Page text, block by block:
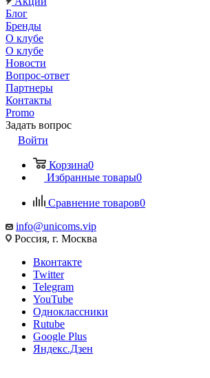
Блог
Бренды
О клубе
О клубе
Новости
Вопрос-ответ
Партнеры
Контакты
Promo
Задать вопрос
Войти
Корзина0
Избранные товары0
Сравнение товаров0
info@unicoms.vip
Россия, г. Москва
Вконтакте
Twitter
Telegram
YouTube
Одноклассники
Rutube
Google Plus
Яндекс.Дзен